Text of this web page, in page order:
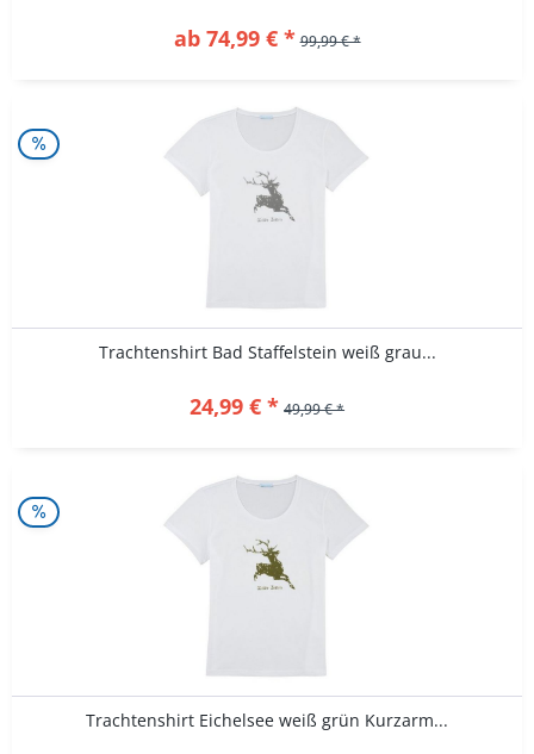
ab 74,99 € * 99,99 € *
Trachtenshirt Bad Staffelstein weiß grau...
24,99 € * 49,99 € *
Trachtenshirt Eichelsee weiß grün Kurzarm...